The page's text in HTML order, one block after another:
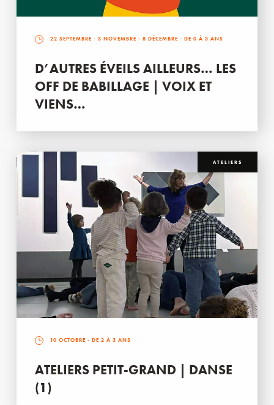
22 SEPTEMBRE - 3 NOVEMBRE - 8 DÉCEMBRE - DE 0 À 3 ANS
D’AUTRES ÉVEILS AILLEURS… LES
OFF DE BABILLAGE | VOIX ET
VIENS…
ATELIERS
10 OCTOBRE - DE 2 À 3 ANS
ATELIERS PETIT-GRAND | DANSE
(1)